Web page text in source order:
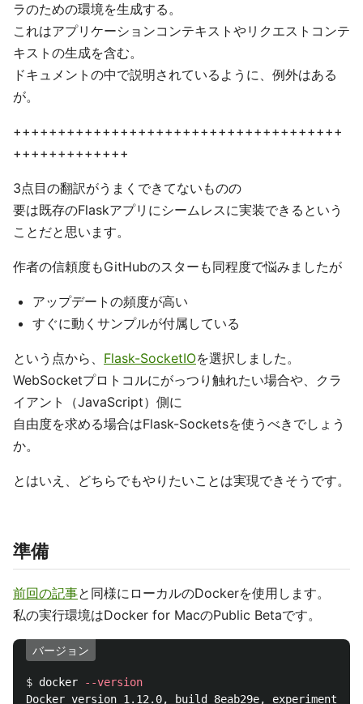
ラのための環境を生成する。
これはアプリケーションコンテキストやリクエストコンテ
キストの生成を含む。
ドキュメントの中で説明されているように、例外はある
が。
+++++++++++++++++++++++++++++++++++++
+++++++++++++
3点目の翻訳がうまくできてないものの
要は既存のFlaskアプリにシームレスに実装できるという
ことだと思います。
作者の信頼度もGitHubのスターも同程度で悩みましたが
アップデートの頻度が高い
すぐに動くサンプルが付属している
という点から、 Flask-SocketIOを選択しました。
WebSocketプロトコルにがっつり触れたい場合や、クラ
イアント（JavaScript）側に
自由度を求める場合はFlask-Socketsを使うべきでしょう
か。
とはいえ、どちらでもやりたいことは実現できそうです。
準備
前回の記事と同様にローカルのDockerを使用します。
私の実行環境はDocker for MacのPublic Betaです。
バージョン
$ docker
--version